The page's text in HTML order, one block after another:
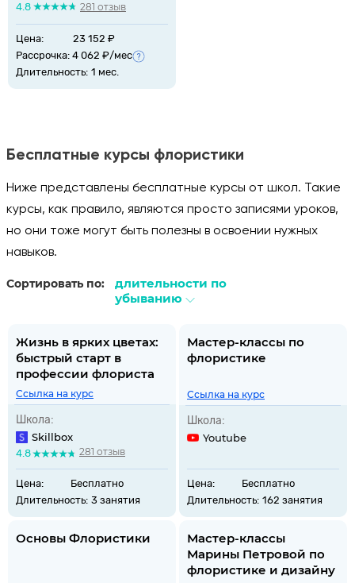
4.8 281 отзыв
Цена:
23 152 ₽
Рассрочка: 4 062 ₽/мес
Длительность: 1 мес.
Бесплатные курсы флористики
Ниже представлены бесплатные курсы от школ. Такие
курсы, как правило, являются просто записями уроков,
но они тоже могут быть полезны в освоении нужных
навыков.
Сортировать по:
длительности по
убыванию
Жизнь в ярких цветах:
быстрый старт в
профессии флориста
Ссылка на курс
Школа:
Skillbox
4.8 281 отзыв
Цена:
Бесплатно
Длительность: 3 занятия
Мастер-классы по
флористике
Ссылка на курс
Школа:
Youtube
Цена:
Бесплатно
Длительность: 162 занятия
Основы Флористики
Мастер-классы
Марины Петровой по
флористике и дизайну